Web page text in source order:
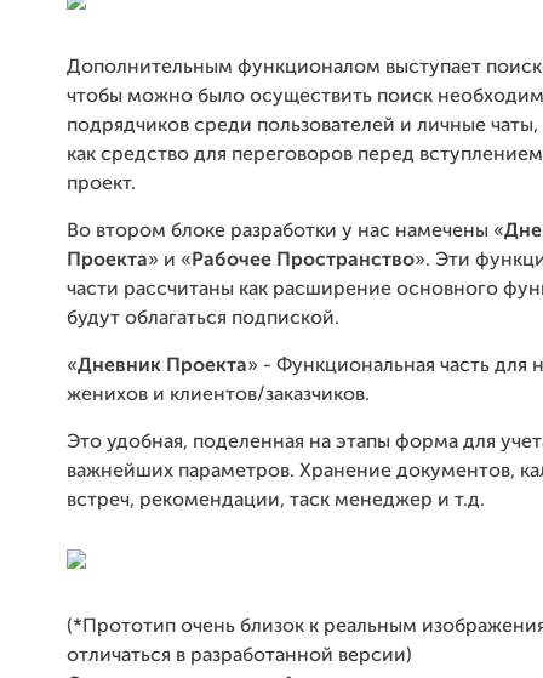
Дополнительным функционалом выступает
чтобы можно было осуществить поиск
подрядчиков среди пользователей и личные
как средство для переговоров перед
проект.
Во втором блоке разработки у нас намечены «
Проекта» и «Рабочее Пространство». Эти
части рассчитаны как расширение основного
будут облагаться подпиской.
«Дневник Проекта» - Функциональная часть для
женихов и клиентов/заказчиков.
Это удобная, поделенная на этапы форма для
важнейших параметров. Хранение документов,
встреч, рекомендации, таск менеджер и т.д.
(*Прототип очень близок к реальным
отличаться в разработанной версии)